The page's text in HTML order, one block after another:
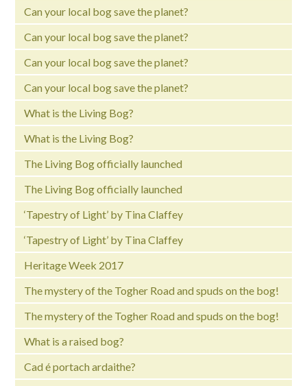
Can your local bog save the planet?
Can your local bog save the planet?
Can your local bog save the planet?
Can your local bog save the planet?
What is the Living Bog?
What is the Living Bog?
The Living Bog officially launched
The Living Bog officially launched
‘Tapestry of Light’ by Tina Claffey
‘Tapestry of Light’ by Tina Claffey
Heritage Week 2017
The mystery of the Togher Road and spuds on the bog!
The mystery of the Togher Road and spuds on the bog!
What is a raised bog?
Cad é portach ardaithe?